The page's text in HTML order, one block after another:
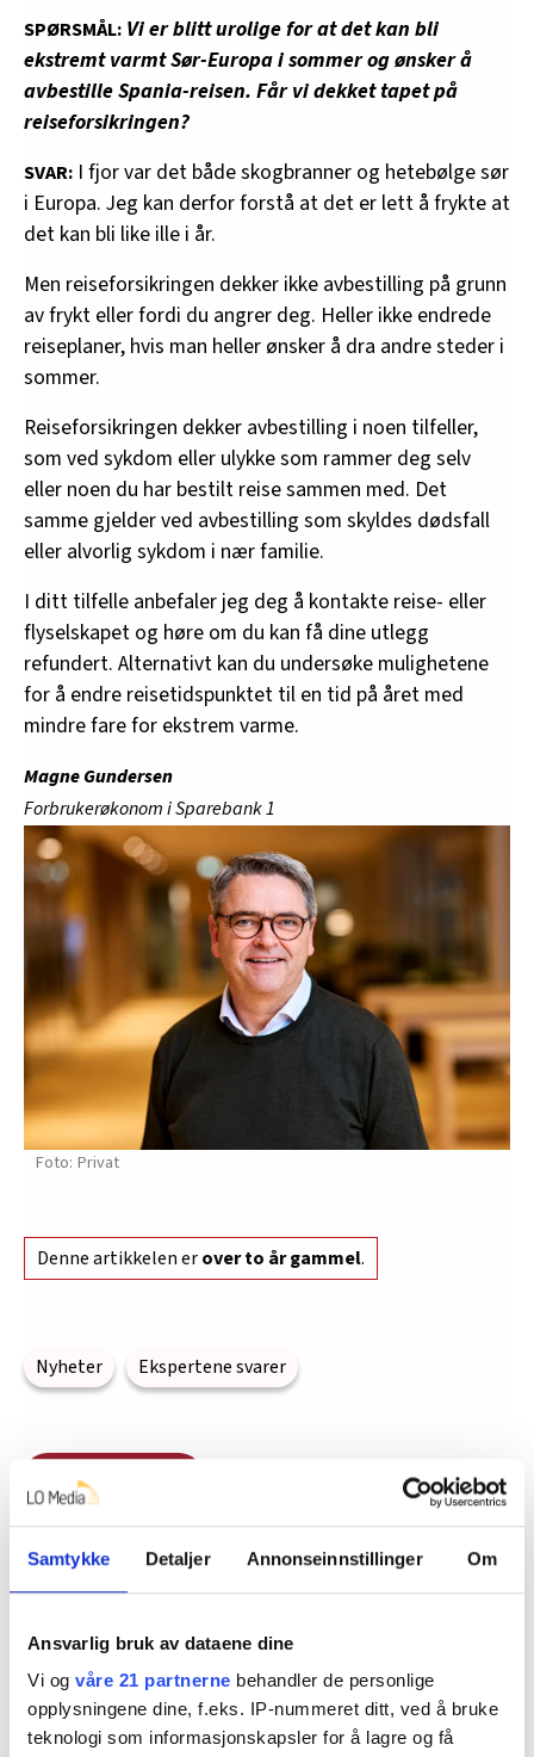
Samtykke Detaljer Annonseinnstillinger Om
Ansvarlig bruk av dataene dine
Vi og våre 21 partnerne behandler de personlige
opplysningene dine, f.eks. IP-nummeret ditt, ved å bruke
teknologi som informasjonskapsler for å lagre og få
SPØRSMÅL: Vi er blitt urolige for at det kan bli
ekstremt varmt Sør-Europa i sommer og ønsker å
avbestille Spania-reisen. Får vi dekket tapet på
reiseforsikringen?
SVAR: I fjor var det både skogbranner og hetebølge sør
i Europa. Jeg kan derfor forstå at det er lett å frykte at
det kan bli like ille i år.
Men reiseforsikringen dekker ikke avbestilling på grunn
av frykt eller fordi du angrer deg. Heller ikke endrede
reiseplaner, hvis man heller ønsker å dra andre steder i
sommer.
Reiseforsikringen dekker avbestilling i noen tilfeller,
som ved sykdom eller ulykke som rammer deg selv
eller noen du har bestilt reise sammen med. Det
samme gjelder ved avbestilling som skyldes dødsfall
eller alvorlig sykdom i nær familie.
I ditt tilfelle anbefaler jeg deg å kontakte reise- eller
flyselskapet og høre om du kan få dine utlegg
refundert. Alternativt kan du undersøke mulighetene
for å endre reisetidspunktet til en tid på året med
mindre fare for ekstrem varme.
Magne Gundersen
Forbrukerøkonom i Sparebank 1
Privat
Denne artikkelen erover to år gammel.
Nyheter Ekspertene svarer
Del artikkel
Flere saker